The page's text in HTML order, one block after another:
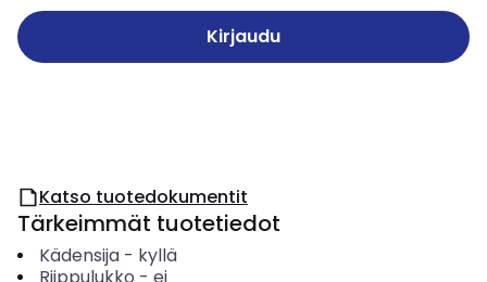
Kirjaudu
Katso tuotedokumentit
Tärkeimmät tuotetiedot
Kädensija- kyllä